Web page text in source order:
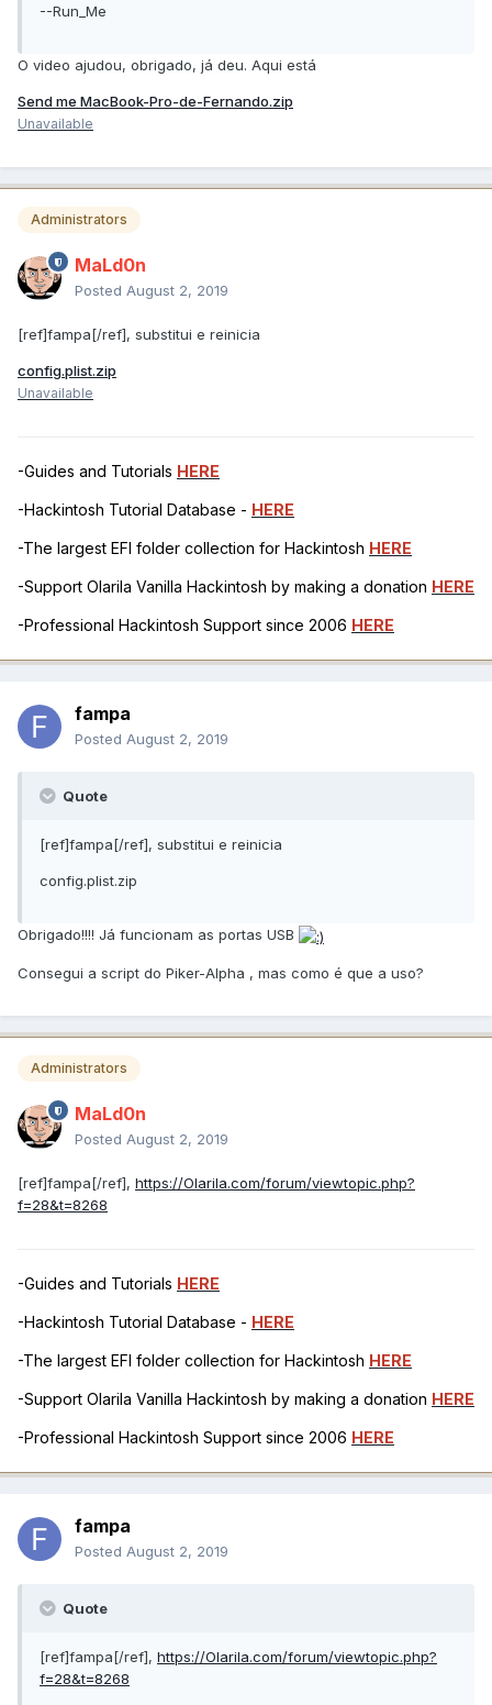
--Run_Me
O video ajudou, obrigado, já deu. Aqui está
Send me MacBook-Pro-de-Fernando.zip
Unavailable
Administrators
MaLd0n
Posted August 2, 2019
[ref]fampa[/ref], substitui e reinicia
config.plist.zip
Unavailable
-Guides and Tutorials HERE
-Hackintosh Tutorial Database - HERE
-The largest EFI folder collection for Hackintosh HERE
-Support Olarila Vanilla Hackintosh by making a donation HERE
-Professional Hackintosh Support since 2006 HERE
fampa
Posted August 2, 2019
Quote
[ref]fampa[/ref], substitui e reinicia
config.plist.zip
Obrigado!!!! Já funcionam as portas USB
Consegui a script do Piker-Alpha , mas como é que a uso?
Administrators
MaLd0n
Posted August 2, 2019
[ref]fampa[/ref], https://Olarila.com/forum/viewtopic.php?
f=28&t=8268
-Guides and Tutorials HERE
-Hackintosh Tutorial Database - HERE
-The largest EFI folder collection for Hackintosh HERE
-Support Olarila Vanilla Hackintosh by making a donation HERE
-Professional Hackintosh Support since 2006 HERE
fampa
Posted August 2, 2019
Quote
[ref]fampa[/ref], https://Olarila.com/forum/viewtopic.php?
f=28&t=8268